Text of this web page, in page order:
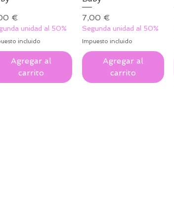
€
unidad al 50%
incluido
Agregar al
carrito
Precio
7,00 €
Segunda unidad al 50%
Impuesto incluido
Agregar al
carrito